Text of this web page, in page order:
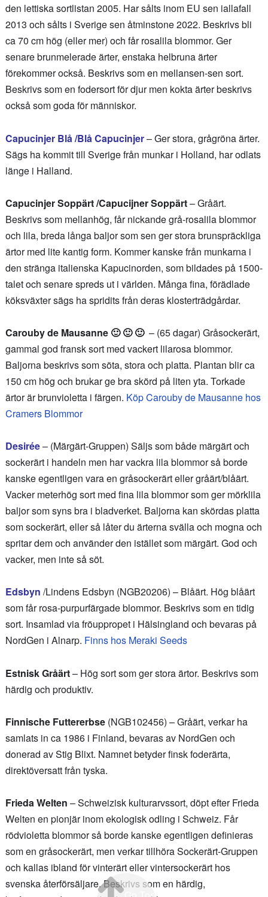
den lettiska sortlistan 2005. Har sålts inom EU sen iallafall
2013 och sålts i Sverige sen åtminstone 2022. Beskrivs bli
ca 70 cm hög (eller mer) och får rosalila blommor. Ger
senare brunmelerade ärter, enstaka helbruna ärter
förekommer också. Beskrivs som en mellansen-sen sort.
Beskrivs som en fodersort för djur men kokta ärter beskrivs
också som goda för människor.
Capucinjer Blå /Blå Capucinjer– Ger stora, grågröna ärter.
Sägs ha kommit till Sverige från munkar i Holland, har odlats
länge i Halland.
Capucinjer Soppärt /Capucijner Soppärt– Gråärt.
Beskrivs som mellanhög, får nickande grå-rosalila blommor
och lila, breda långa baljor som sen ger stora brunspräckliga
ärtor med lite kantig form. Kommer kanske från munkarna i
den stränga italienska Kapucinorden, som bildades på 1500-
talet och senare spreds ut i världen. Många fina, förädlade
köksväxter sägs ha spridits från deras klosterträdgårdar.
Carouby de Mausanne 🙂 🙂 🙂 – (65 dagar) Gråsockerärt,
gammal god fransk sort med vackert lilarosa blommor.
Baljorna beskrivs som söta, stora och platta. Plantan blir ca
150 cm hög och brukar ge bra skörd på liten yta. Torkade
ärtor är brunvioletta i färgen. Köp Carouby de Mausanne hos
Cramers Blommor
Desirée– (Märgärt-Gruppen) Säljs som både märgärt och
sockerärt i handeln men har vackra lila blommor så borde
kanske egentligen vara en gråsockerärt eller gråärt/blåärt.
Vacker meterhög sort med fina lila blommor som ger mörklila
baljor som syns bra i bladverket. Baljorna kan skördas platta
som sockerärt, eller så låter du ärterna svälla och mogna och
spritar dem och använder den istället som märgärt. God och
vacker, men inte så söt.
Edsbyn /Lindens Edsbyn (NGB20206) – Blåärt. Hög blåärt
som får rosa-purpurfärgade blommor. Beskrivs som en tidig
sort. Insamlad via fröuppropet i Hälsingland och bevaras på
NordGen i Alnarp. Finns hos Meraki Seeds
Estnisk Gråärt– Hög sort som ger stora ärtor. Beskrivs som
härdig och produktiv.
Finnische Futtererbse(NGB102456) – Gråärt, verkar ha
samlats in ca 1986 i Finland, bevaras av NordGen och
donerad av Stig Blixt. Namnet betyder finsk foderärta,
direktöversatt från tyska.
Frieda Welten – Schweizisk kulturarvssort, döpt efter Frieda
Welten en pionjär inom ekologisk odling i Schweiz. Får
rödvioletta blommor så borde kanske egentligen definieras
som en gråsockerärt, men verkar tillhöra Sockerärt-Gruppen
och kallas ibland för vinterärt eller vintersockerärt hos
svenska återförsäljare. Beskrivs som en härdig,